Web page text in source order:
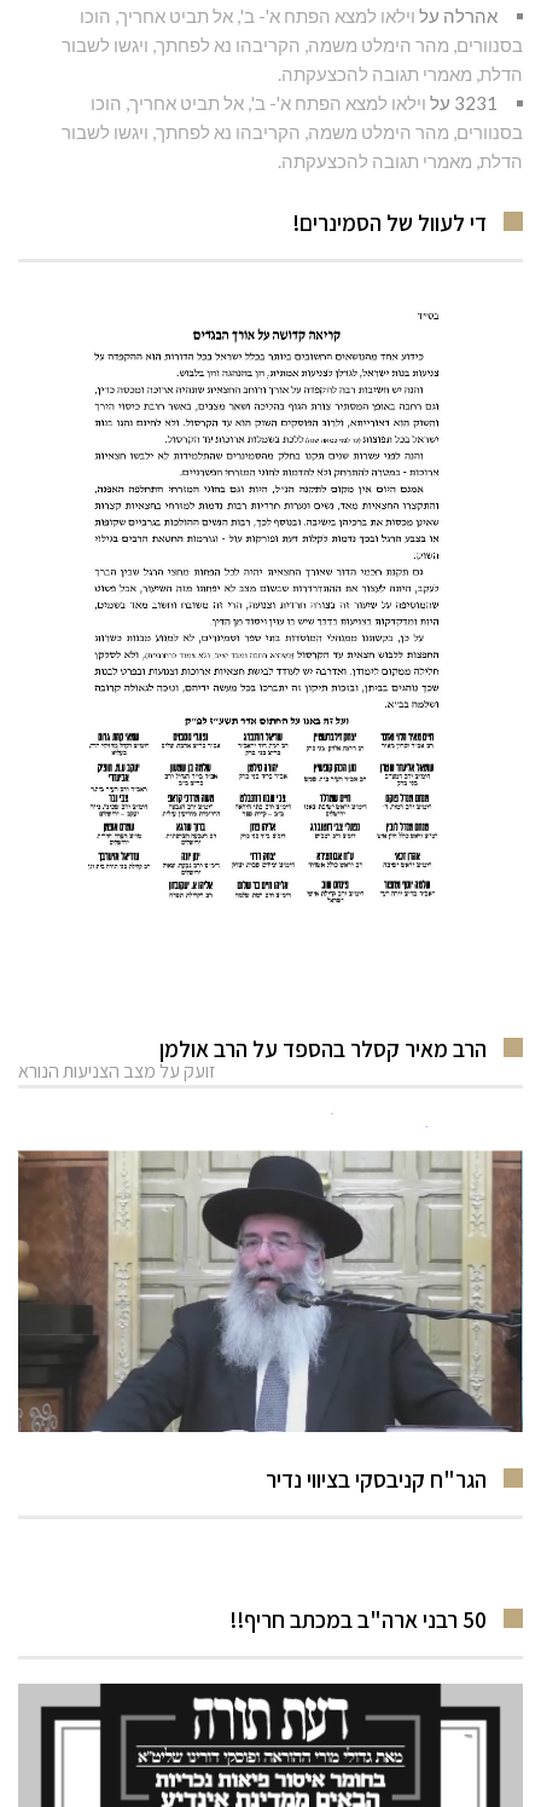
אהרלה על וילאו למצא הפתח א'- ב', אל תביט אחריך, הוכו
בסנוורים, מהר הימלט משמה, הקריבהו נא לפחתך, ויגשו לשבור
הדלת, מאמרי תגובה להכצעקתה.
3231 על וילאו למצא הפתח א'- ב', אל תביט אחריך, הוכו
בסנוורים, מהר הימלט משמה, הקריבהו נא לפחתך, ויגשו לשבור
הדלת, מאמרי תגובה להכצעקתה.
די לעוול של הסמינרים!
הרב מאיר קסלר בהספד על הרב אולמן
זועק על מצב הצניעות הנורא
הגר"ח קניבסקי בציווי נדיר
50 רבני ארה"ב במכתב חריף!!